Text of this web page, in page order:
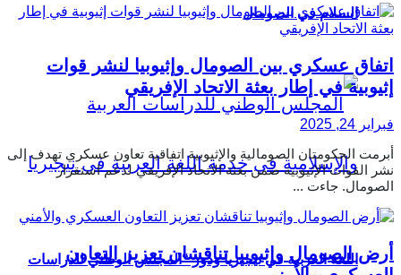
السلام في الصومال
اللغة العربية في نيجيريا ودور “المجلس الوطني للدراسات
اتفاق عسكري بين الصومال وإثيوبيا لنشر قوات
إثيوبية في إطار بعثة الاتحاد الإفريقي
فبراير 24, 2025
أبرمت الحكومتان الصومالية والإثيوبية اتفاقية تعاون عسكري تهدف إلى
نشر القوات الإثيوبية ضمن بعثة الاتحاد الإفريقي لدعم استقرار
الصومال. جاءت ...
أرض الصومال وإثيوبيا تناقشان تعزيز التعاون